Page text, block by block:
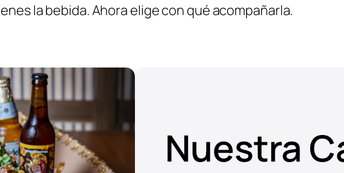
la bebida. Ahora elige con qué acompañarla.
Nuestra